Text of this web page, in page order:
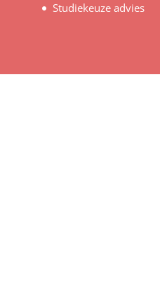
Studiekeuze advies